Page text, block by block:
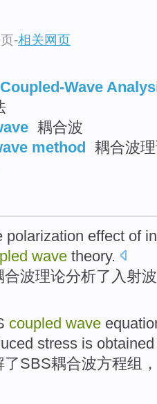
-相关网页
Wave
耦合波
method 耦合波
polarization effect of
wave theory.
合波理论分析了 入射波
coupled wave
stress is obtained
了SBS耦合波方程组 ，